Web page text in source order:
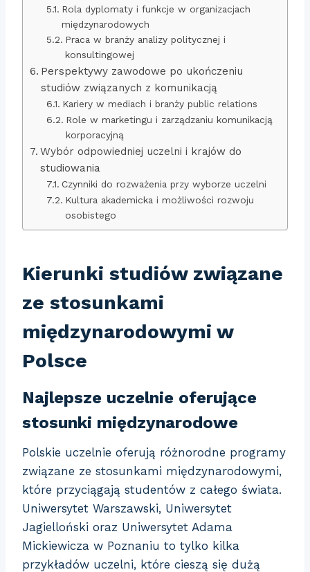
Rola dyplomaty i funkcje w organizacjach
międzynarodowych
Praca w branży analizy politycznej i
konsultingowej
Perspektywy zawodowe po ukończeniu
studiów związanych z komunikacją
Kariery w mediach i branży public relations
Role w marketingu i zarządzaniu komunikacją
korporacyjną
Wybór odpowiedniej uczelni i krajów do
studiowania
Czynniki do rozważenia przy wyborze uczelni
Kultura akademicka i możliwości rozwoju
osobistego
Kierunki studiów związane
ze stosunkami
międzynarodowymi w
Polsce
Najlepsze uczelnie oferujące
stosunki międzynarodowe
Polskie uczelnie oferują różnorodne programy
związane ze stosunkami międzynarodowymi,
które przyciągają studentów z całego świata.
Uniwersytet Warszawski, Uniwersytet
Jagielloński oraz Uniwersytet Adama
Mickiewicza w Poznaniu to tylko kilka
przykładów uczelni, które cieszą się dużą